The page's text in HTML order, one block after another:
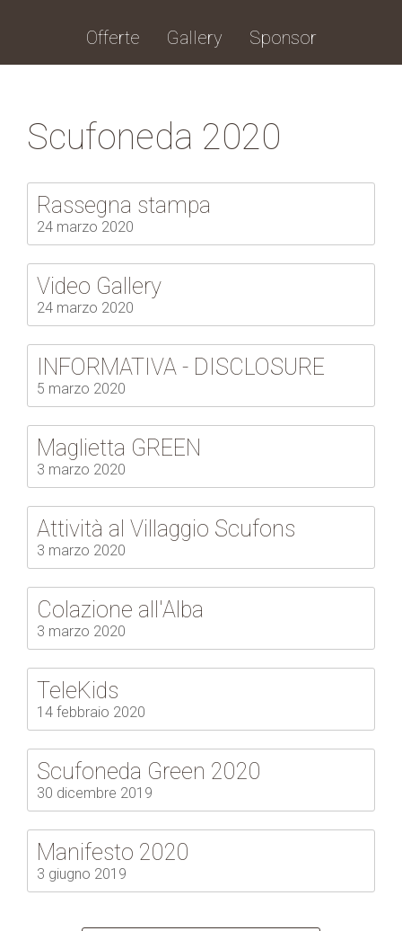
Scufoneda 2020
Rassegna stampa
24 marzo 2020
Video Gallery
24 marzo 2020
INFORMATIVA - DISCLOSURE
5 marzo 2020
Maglietta GREEN
3 marzo 2020
Attività al Villaggio Scufons
3 marzo 2020
Colazione all'Alba
3 marzo 2020
TeleKids
14 febbraio 2020
Scufoneda Green 2020
30 dicembre 2019
Manifesto 2020
3 giugno 2019
Offerte Gallery Sponsor